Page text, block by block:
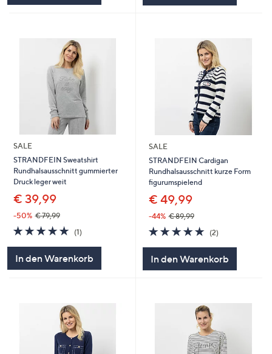
SALE
STRANDFEIN Sweatshirt
Rundhalsausschnitt gummierter
Druck leger weit
€ 39,99
-50% € 79,99
5.0
von
(1)1
In den Warenkorb
SALE
STRANDFEIN Cardigan
Rundhalsausschnitt kurze Form
figurumspielend
€ 49,99
-44% € 89,99
5.0
von
(2)2
In den Warenkorb